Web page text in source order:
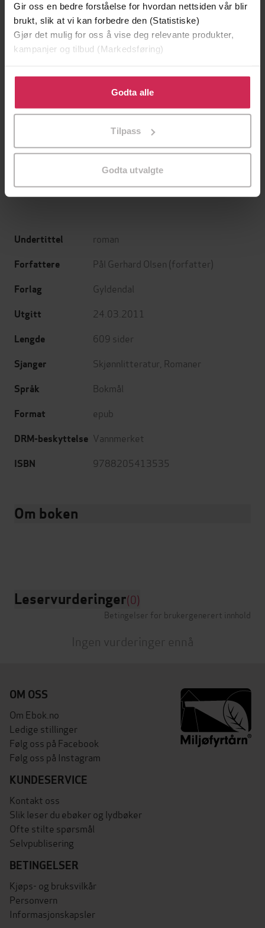
Gir oss en bedre forståelse for hvordan nettsiden vår blir
brukt, slik at vi kan forbedre den (Statistiske)
Gjør det mulig for oss å vise deg relevante produkter,
kampanjer og tilbud (Markedsføring)
Klikk på «Godta alle» for å gi oss ditt samtykke til å
bruke cookies for alle disse formålene. Du kan også
tilpasse ditt samtykke til spesifikke formål ved å klikke
Godta alle
Tilpass
Godta utvalgte
Minnesota
Utskudd
Undertittel roman
Forfattere Pål Gerhard Olsen (forfatter)
Forlag Gyldendal
Utgitt 24.03.2011
Lengde 609 sider
Sjanger Skjønnlitteratur Romaner
Språk Bokmål
Format epub
DRM-beskyttelse Vannmerket
ISBN 9788205413535
Om boken
Leservurderinger(0)
Betingelser for brukergenerert innhold
Ingen vurderinger ennå
OM OSS
Om Ebok.no
Ledige stillinger
Følg oss på Facebook
Følg oss på Instagram
KUNDESERVICE
Kontakt oss
Slik leser du ebøker og lydbøker
Ofte stilte spørsmål
Selvpublisering
BETINGELSER
Kjøps- og bruksvilkår
Personvern
Informasjonskapsler